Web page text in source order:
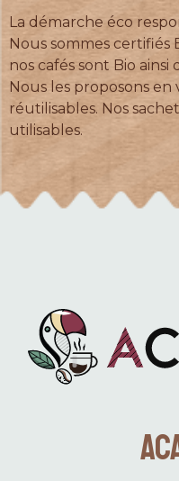
La démarche éco
Nous sommes certifiés
nos cafés sont Bio
Nous les proposons
réutilisables. Nos
utilisables.